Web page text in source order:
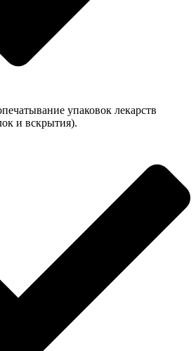
упаковок лекарств
и вскрытия).